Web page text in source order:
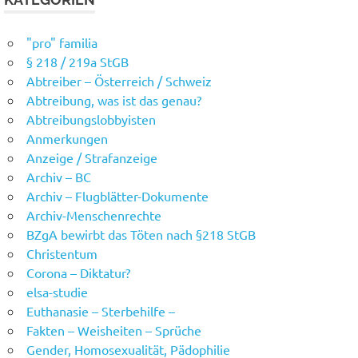
"pro" familia
§ 218 / 219a StGB
Abtreiber – Österreich / Schweiz
Abtreibung, was ist das genau?
Abtreibungslobbyisten
Anmerkungen
Anzeige / Strafanzeige
Archiv – BC
Archiv – Flugblätter-Dokumente
Archiv-Menschenrechte
BZgA bewirbt das Töten nach §218 StGB
Christentum
Corona – Diktatur?
elsa-studie
Euthanasie – Sterbehilfe –
Fakten – Weisheiten – Sprüche
Gender, Homosexualität, Pädophilie